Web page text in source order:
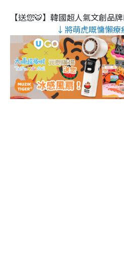
【送您🐯】韓國超人氣文創品
↓將萌虎嘅慵懶療